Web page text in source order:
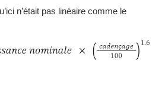
n’était pas linéaire comme le